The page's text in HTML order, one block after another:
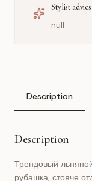
Stylist advies
null
Description
Description
Трендовый
рубашка, стояче